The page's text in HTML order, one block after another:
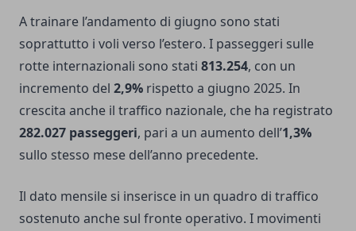
A trainare l’andamento di giugno sono stati
soprattutto i voli verso l’estero. I passeggeri sulle
rotte internazionali sono stati 813.254, con un
incremento del 2,9% rispetto a giugno 2025. In
crescita anche il traffico nazionale, che ha registrato
282.027 passeggeri, pari a un aumento dell’1,3%
sullo stesso mese dell’anno precedente.
Il dato mensile si inserisce in un quadro di traffico
sostenuto anche sul fronte operativo. I movimenti